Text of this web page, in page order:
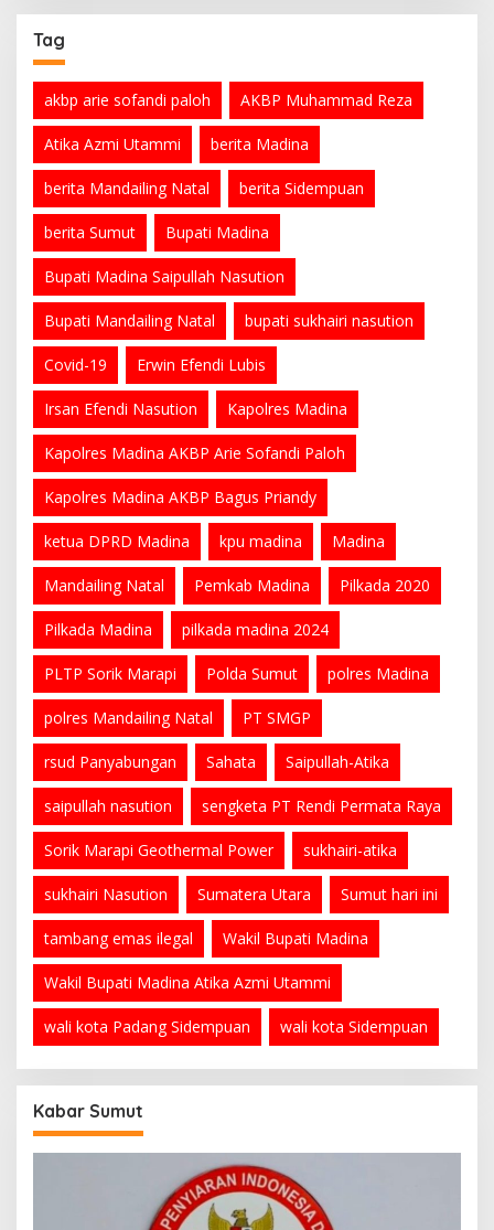
Tag
akbp arie sofandi paloh AKBP Muhammad Reza
Atika Azmi Utammi berita Madina
berita Mandailing Natal berita Sidempuan
berita Sumut Bupati Madina
Bupati Madina Saipullah Nasution
Bupati Mandailing Natal bupati sukhairi nasution
Covid-19 Erwin Efendi Lubis
Irsan Efendi Nasution Kapolres Madina
Kapolres Madina AKBP Arie Sofandi Paloh
Kapolres Madina AKBP Bagus Priandy
ketua DPRD Madina kpu madina Madina
Mandailing Natal Pemkab Madina Pilkada 2020
Pilkada Madina pilkada madina 2024
PLTP Sorik Marapi Polda Sumut polres Madina
polres Mandailing Natal PT SMGP
rsud Panyabungan Sahata Saipullah-Atika
saipullah nasution sengketa PT Rendi Permata Raya
Sorik Marapi Geothermal Power sukhairi-atika
sukhairi Nasution Sumatera Utara Sumut hari ini
tambang emas ilegal Wakil Bupati Madina
Wakil Bupati Madina Atika Azmi Utammi
wali kota Padang Sidempuan wali kota Sidempuan
Kabar Sumut